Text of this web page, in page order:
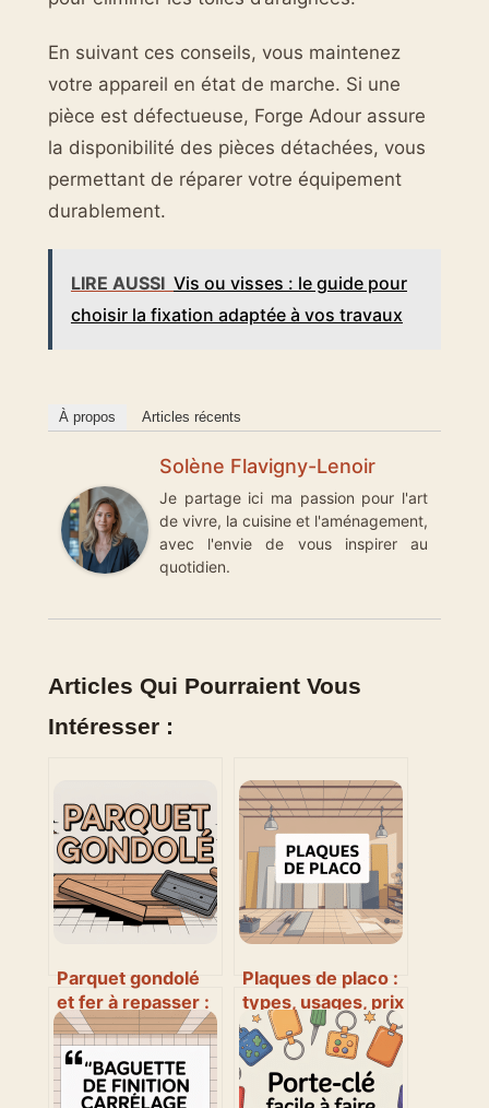
En suivant ces conseils, vous maintenez
votre appareil en état de marche. Si une
pièce est défectueuse, Forge Adour assure
la disponibilité des pièces détachées, vous
permettant de réparer votre équipement
durablement.
LIRE AUSSI Vis ou visses : le guide pour
choisir la fixation adaptée à vos travaux
À propos Articles récents
Solène Flavigny-Lenoir
Je partage ici ma passion pour l'art
de vivre, la cuisine et l'aménagement,
avec l'envie de vous inspirer au
quotidien.
Articles Qui Pourraient Vous
Intéresser :
Parquet gondolé
et fer à repasser :
la méthode qui
marche vraiment
Plaques de placo :
types, usages, prix
et conseils de
pose